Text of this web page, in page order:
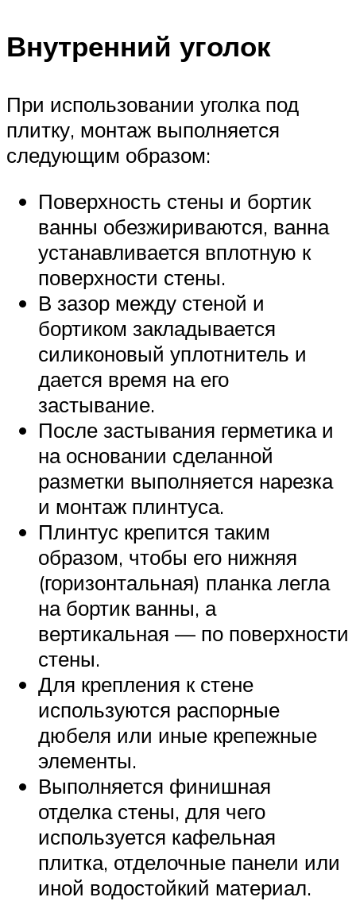
Внутренний уголок
При использовании уголка под
плитку, монтаж выполняется
следующим образом:
Поверхность стены и бортик
ванны обезжириваются, ванна
устанавливается вплотную к
поверхности стены.
В зазор между стеной и
бортиком закладывается
силиконовый уплотнитель и
дается время на его
застывание.
После застывания герметика и
на основании сделанной
разметки выполняется нарезка
и монтаж плинтуса.
Плинтус крепится таким
образом, чтобы его нижняя
(горизонтальная) планка легла
на бортик ванны, а
вертикальная — по поверхности
стены.
Для крепления к стене
используются распорные
дюбеля или иные крепежные
элементы.
Выполняется финишная
отделка стены, для чего
используется кафельная
плитка, отделочные панели или
иной водостойкий материал.